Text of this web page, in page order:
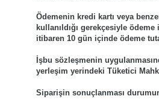
Ödemenin kredi kartı veya
kullanıldığı gerekçesiyle
itibaren 10 gün içinde ödeme
İşbu sözleşmenin
yerleşim yerindeki Tüketici
Siparişin sonuçlanması